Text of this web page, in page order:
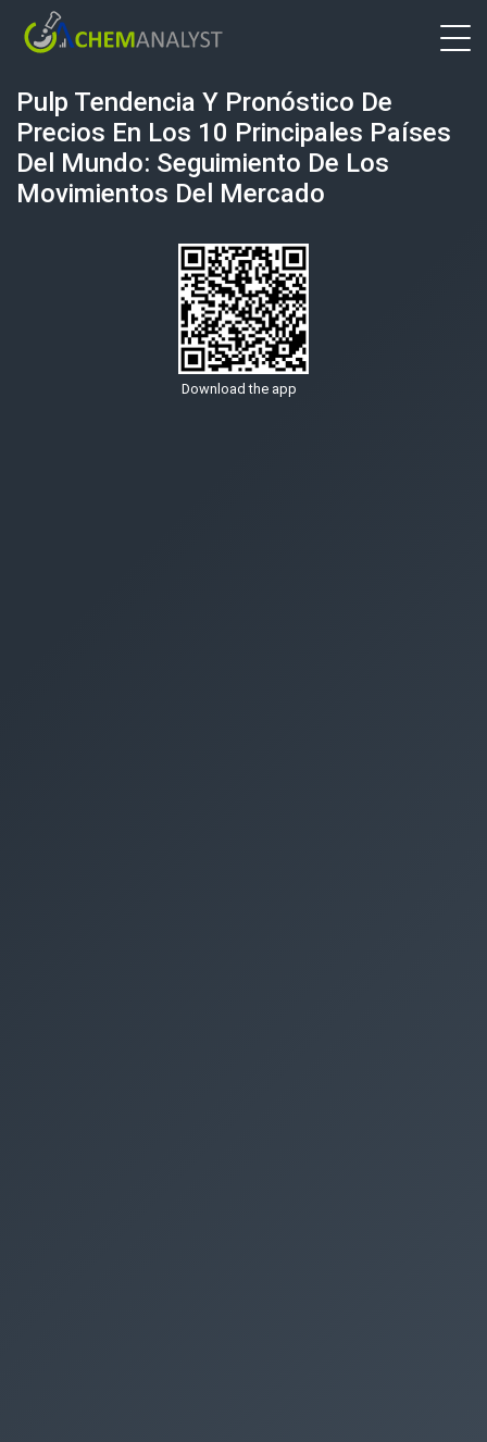
Pulp Tendencia Y Pronóstico De
Precios En Los 10 Principales Países
Del Mundo: Seguimiento De Los
Movimientos Del Mercado
Download the app